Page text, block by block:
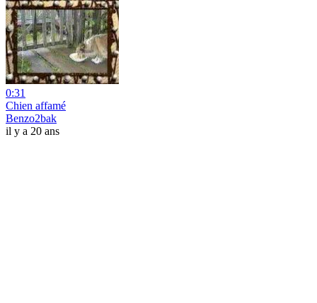
0:31
Chien affamé
Benzo2bak
il y a 20 ans